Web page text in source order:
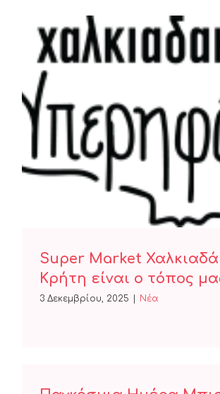
Super Market
Κρήτη είναι ο
Super Market
Κρήτη είναι ο τόπος
3 Δεκεμβρίου, 2025 Nέα